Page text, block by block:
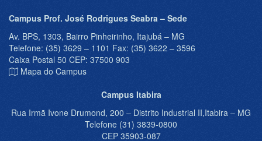
Campus Prof. José Rodrigues Seabra – Sede
Av. BPS, 1303, Bairro Pinheirinho, Itajubá – MG
Telefone: (35) 3629 – 1101 Fax: (35) 3622 – 3596
Caixa Postal 50 CEP: 37500 903
Mapa do Campus
Campus Itabira
Rua Irmã Ivone Drumond, 200 – Distrito Industrial II,Itabira – MG
Telefone (31) 3839-0800
CEP 35903-087